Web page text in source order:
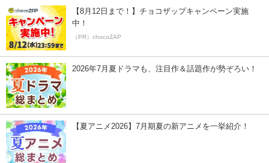
【8月12日まで！】チョコザップキャンペーン実施
中！
（PR）chocoZAP
2026年7月夏ドラマも、注目作＆話題作が勢ぞろい！
【夏アニメ2026】7月期夏の新アニメを一挙紹介！